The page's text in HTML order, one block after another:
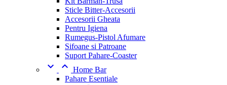
Sticle Bitter-Accesorii
Accesorii Gheata
Pentru Igiena
Rumegus-Pistol Afumare
Sifoane si Patroane
Suport Pahare-Coaster
  Home Bar
Pahare Esentiale